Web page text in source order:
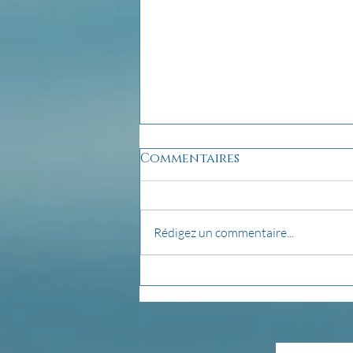
pensée du jour...
Commentaires
Rédigez un commentaire...